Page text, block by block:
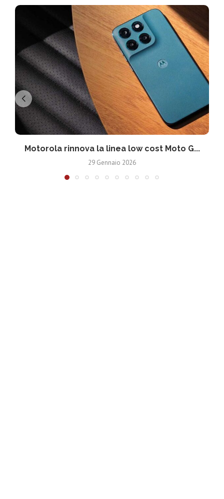
Motorola rinnova la linea low cost Moto G...
29 Gennaio 2026